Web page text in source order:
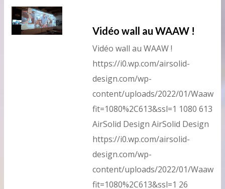
Vidéo wall au WAAW !
Vidéo wall au WAAW !
https://i0.wp.com/airsolid-
design.com/wp-
content/uploads/2022/01/
fit=1080%2C613&ssl=1 1080 613
AirSolid Design AirSolid Design
https://i0.wp.com/airsolid-
design.com/wp-
content/uploads/2022/01/
fit=1080%2C613&ssl=1 26